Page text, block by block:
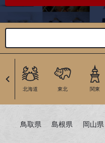
北海道 東北 関東
鳥取県 島根県 岡山県